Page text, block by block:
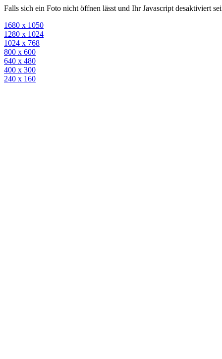
Falls sich ein Foto nicht öffnen lässt und Ihr Javascript desaktiviert
1680 x 1050
1280 x 1024
1024 x 768
800 x 600
640 x 480
400 x 300
240 x 160